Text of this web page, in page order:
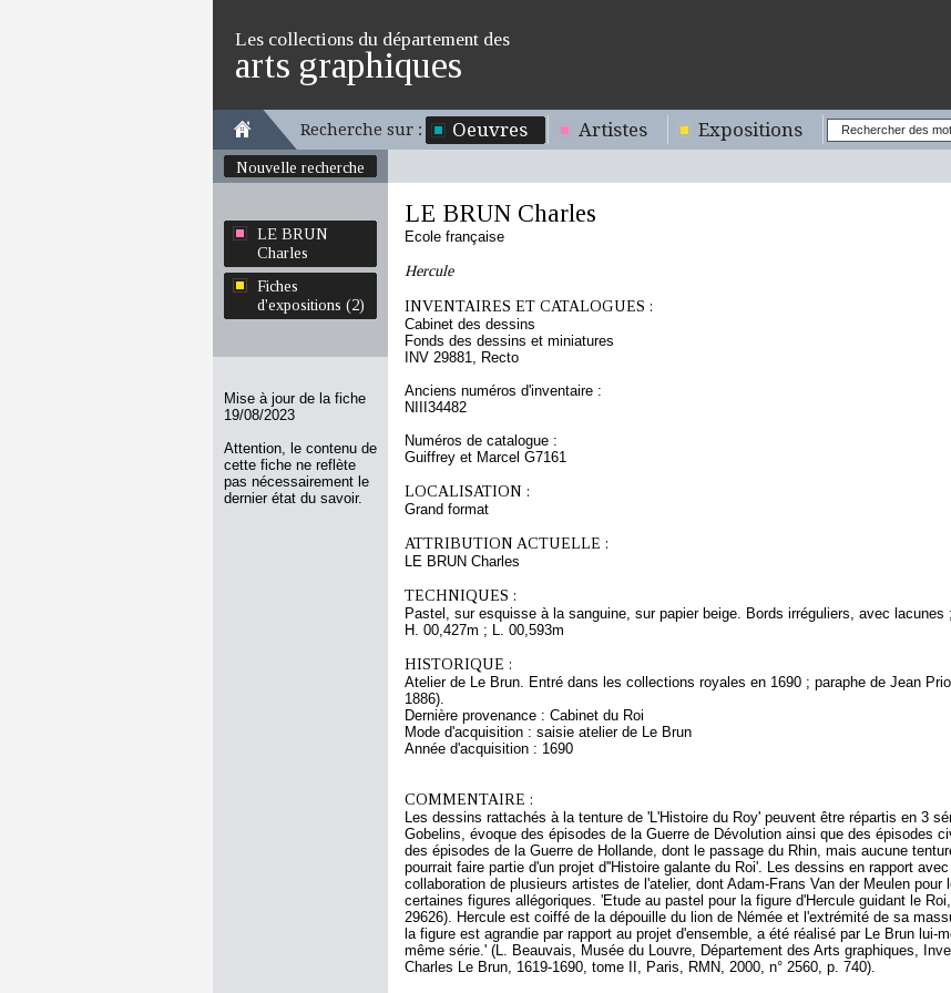
Les collections du département des
arts graphiques
Recherche sur : Oeuvres Artistes Expositions
Nouvelle recherche
LE BRUN
Charles
Fiches
d'expositions (2)
Mise à jour de la fiche
19/08/2023
Attention, le contenu de
cette fiche ne reflète
pas nécessairement le
dernier état du savoir.
LE BRUN Charles
Ecole française
Hercule
INVENTAIRES ET CATALOGUES :
Cabinet des dessins
Fonds des dessins et miniatures
INV 29881, Recto
Anciens numéros d'inventaire :
NIII34482
Numéros de catalogue :
Guiffrey et Marcel G7161
LOCALISATION :
Grand format
ATTRIBUTION ACTUELLE :
LE BRUN Charles
TECHNIQUES :
Pastel, sur esquisse à la sanguine, sur papier beige. Bords irréguliers, avec
H. 00,427m ; L. 00,593m
HISTORIQUE :
Atelier de Le Brun. Entré dans les collections royales en 1690 ; paraphe de Jean
1886).
Dernière provenance : Cabinet du Roi
Mode d'acquisition : saisie atelier de Le Brun
Année d'acquisition : 1690
COMMENTAIRE :
Les dessins rattachés à la tenture de 'L'Histoire du Roy' peuvent être répartis en 3
Gobelins, évoque des épisodes de la Guerre de Dévolution ainsi que des épisodes
des épisodes de la Guerre de Hollande, dont le passage du Rhin, mais aucune
pourrait faire partie d'un projet d''Histoire galante du Roi'. Les dessins en rapport
collaboration de plusieurs artistes de l'atelier, dont Adam-Frans Van der Meulen
certaines figures allégoriques. 'Etude au pastel pour la figure d'Hercule guidant le
29626). Hercule est coiffé de la dépouille du lion de Némée et l'extrémité de sa
la figure est agrandie par rapport au projet d'ensemble, a été réalisé par Le Brun lui-
même série.' (L. Beauvais, Musée du Louvre, Département des Arts graphiques,
Charles Le Brun, 1619-1690, tome II, Paris, RMN, 2000, n° 2560, p. 740).